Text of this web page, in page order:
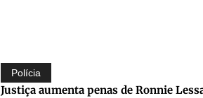
Polícia
Justiça aumenta penas de Ronnie